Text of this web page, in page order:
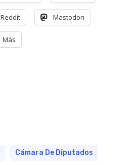
Reddit Mastodon
Más
Cámara De Diputados